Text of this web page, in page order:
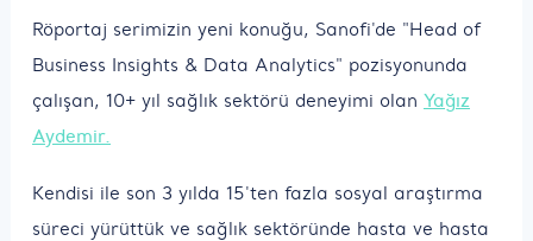
Röportaj serimizin yeni konuğu, Sanofi'de "Head of
Business Insights & Data Analytics" pozisyonunda
çalışan, 10+ yıl sağlık sektörü deneyimi olan Yağız
Aydemir.
Kendisi ile son 3 yılda 15'ten fazla sosyal araştırma
süreci yürüttük ve sağlık sektöründe hasta ve hasta